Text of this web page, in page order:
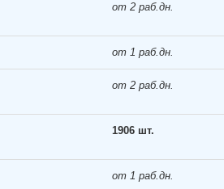
от 2 раб.дн.
от 1 раб.дн.
от 2 раб.дн.
1906 шт.
от 1 раб.дн.